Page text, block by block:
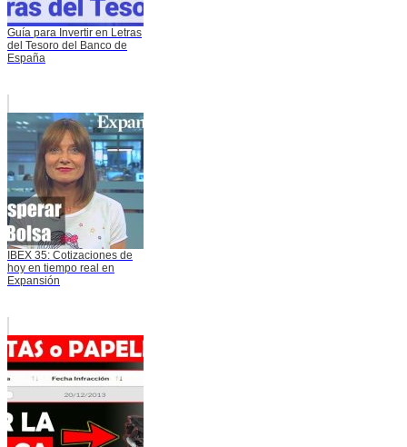
Guía para Invertir en Letras
del Tesoro del Banco de
España
IBEX 35: Cotizaciones de
hoy en tiempo real en
Expansión